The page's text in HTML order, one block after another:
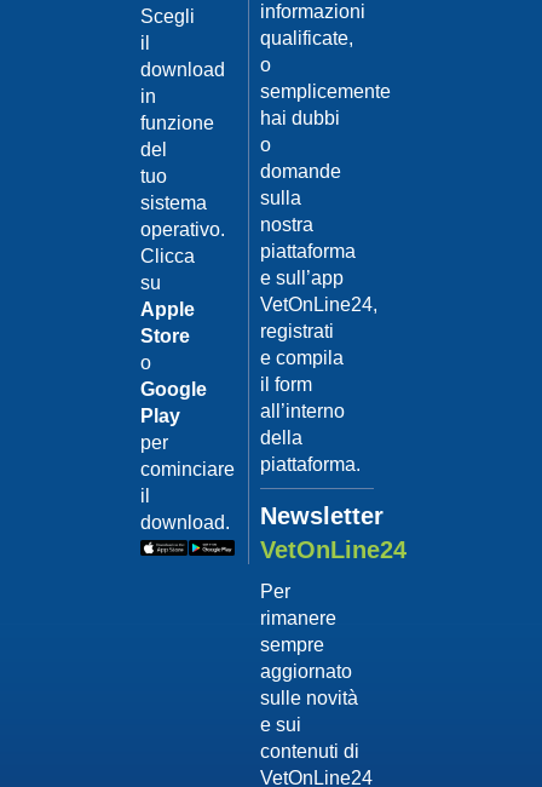
Scegli
il
download
in
funzione
del
tuo
sistema
operativo.
Clicca
su
Apple
Store
o
Google
Play
per
cominciare
il
download.
informazioni
qualificate,
o
semplicemente
hai dubbi
o
domande
sulla
nostra
piattaforma
e sull’app
VetOnLine24,
registrati
e compila
il form
all’interno
della
piattaforma.
Newsletter
VetOnLine24
Per
rimanere
sempre
aggiornato
sulle novità
e sui
contenuti di
VetOnLine24